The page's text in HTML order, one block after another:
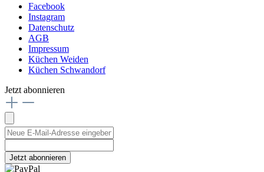
Facebook
Instagram
Datenschutz
AGB
Impressum
Küchen Weiden
Küchen Schwandorf
Jetzt abonnieren
Jetzt abonnieren